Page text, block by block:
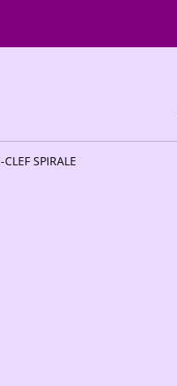
CLEF SPIRALE